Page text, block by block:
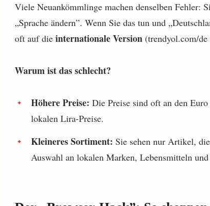
Viele Neuankömmlinge machen denselben Fehler:
„Sprache ändern”. Wenn Sie das tun und
oft auf die internationale Version (trendyol.com/
Warum ist das schlecht?
Höhere Preise: Die Preise sind oft an den
lokalen Lira-Preise.
Kleineres Sortiment: Sie sehen nur Artikel,
Auswahl an lokalen Marken, Lebensmitteln